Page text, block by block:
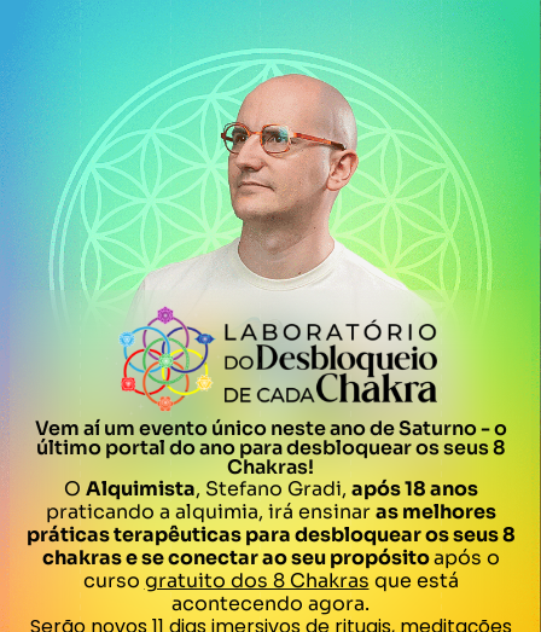
Vem aí um evento único neste ano de Saturno - o
último portal do ano para desbloquear os seus 8
Chakras!
O Alquimista, Stefano Gradi, após 18 anos
praticando a alquimia, irá ensinaras melhores
práticas terapêuticas para desbloquear os seus 8
chakras e se conectar ao seu propósitoapós o
curso gratuito dos 8 Chakras que está
acontecendo agora.